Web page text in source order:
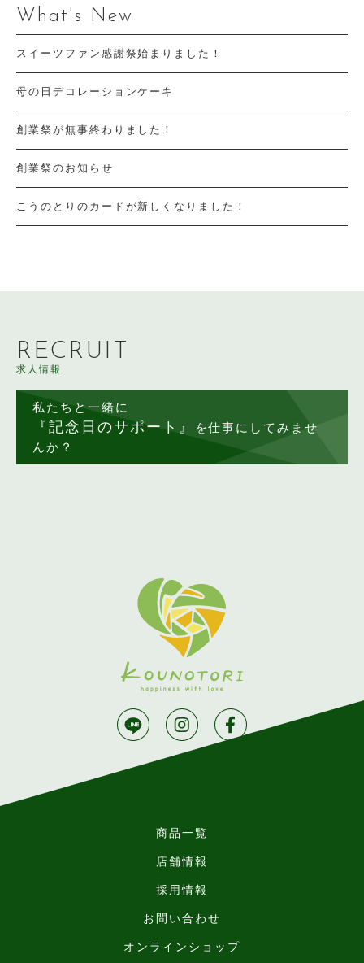
What's New
スイーツファン感謝祭始まりました！
母の日デコレーションケーキ
創業祭が無事終わりました！
創業祭のお知らせ
こうのとりのカードが新しくなりました！
RECRUIT
求人情報
私たちと一緒に
『記念日のサポート』
を仕事にしてみませ
んか？
商品一覧
店舗情報
採用情報
お問い合わせ
オンラインショップ